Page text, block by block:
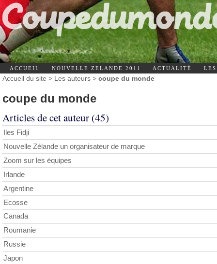
ACCUEIL NOUVELLE ZELANDE 2011 ACTUALITÉ
Accueil du site > Les auteurs > coupe du monde
coupe du monde
Articles de cet auteur (45)
Iles Fidji
Nouvelle Zélande un organisateur de marque
Zoom sur les équipes
Irlande
Argentine
Ecosse
Canada
Roumanie
Russie
Japon